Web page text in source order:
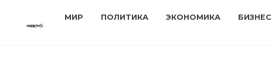
МИР ПОЛИТИКА ЭКОНОМИКА БИЗНЕС